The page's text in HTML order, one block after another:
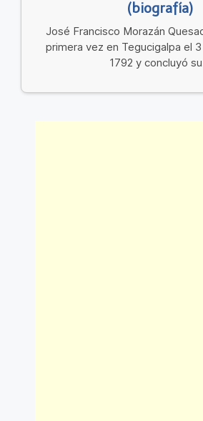
(biografía)
José Francisco Morazán
primera vez en Tegucigalpa el
1792 y concluyó